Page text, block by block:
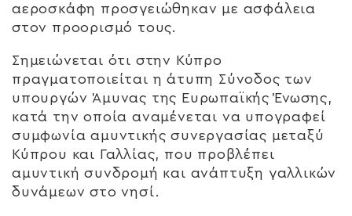
αεροσκάφη προσγειώθηκαν με ασφάλεια
στον προορισμό τους.
Σημειώνεται ότι στην Κύπρο
πραγματοποιείται η άτυπη Σύνοδος των
υπουργών Άμυνας της Ευρωπαϊκής Ένωσης,
κατά την οποία αναμένεται να υπογραφεί
συμφωνία αμυντικής συνεργασίας μεταξύ
Κύπρου και Γαλλίας, που προβλέπει
αμυντική συνδρομή και ανάπτυξη γαλλικών
δυνάμεων στο νησί.